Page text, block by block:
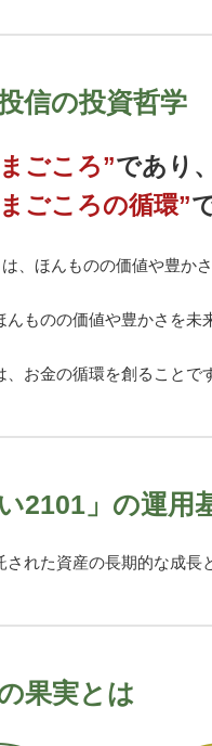
信の投資哲学
ごころ”であり、
ごころの循環”
は、ほんものの価値や豊か
んものの価値や豊かさを未
、お金の循環を創ることで
い2101」の運用
された資産の長期的な成長
果実とは